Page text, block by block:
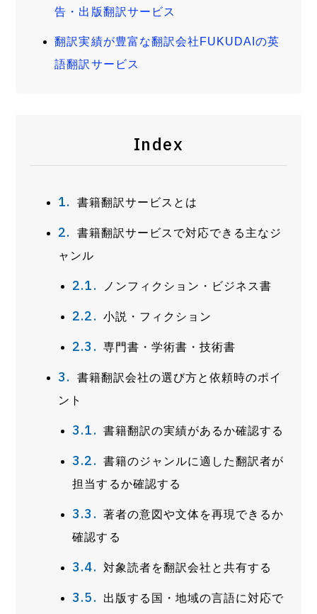
告・出版翻訳サービス
翻訳実績が豊富な翻訳会社FUKUDAIの英
語翻訳サービス
Index
書籍翻訳サービスとは
書籍翻訳サービスで対応できる主なジ
ャンル
ノンフィクション・ビジネス書
小説・フィクション
専門書・学術書・技術書
書籍翻訳会社の選び方と依頼時のポイ
ント
書籍翻訳の実績があるか確認する
書籍のジャンルに適した翻訳者が
担当するか確認する
著者の意図や文体を再現できるか
確認する
対象読者を翻訳会社と共有する
出版する国・地域の言語に対応で